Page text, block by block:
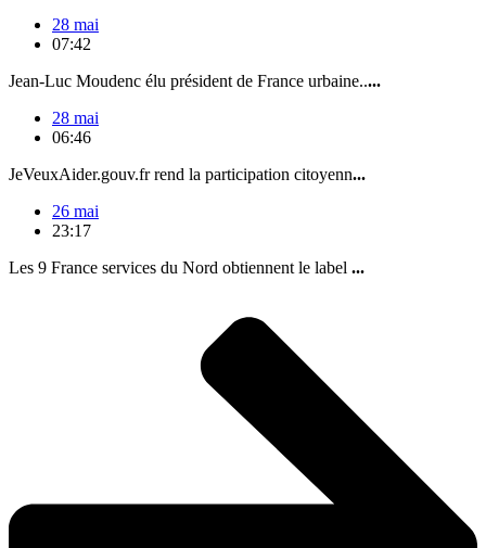
28 mai
07:42
Jean-Luc Moudenc élu président de France urbaine.....
28 mai
06:46
JeVeuxAider.gouv.fr rend la participation citoyenn...
26 mai
23:17
Les 9 France services du Nord obtiennent le label ...